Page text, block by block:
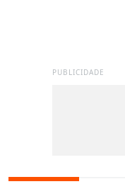
PUBLICIDADE